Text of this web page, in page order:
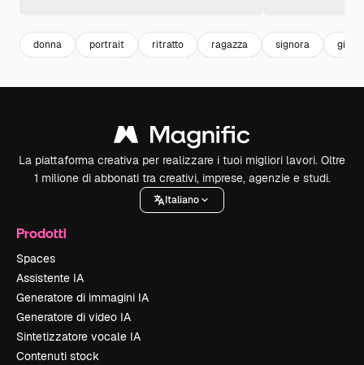
donna portrait ritratto ragazza signora
La piattaforma creativa per realizzare i tuoi migliori lavori. Oltre
1 milione di abbonati tra creativi, imprese, agenzie e studi.
Italiano
Prodotti
Spaces
Assistente IA
Generatore di immagini IA
Generatore di video IA
Sintetizzatore vocale IA
Contenuti stock